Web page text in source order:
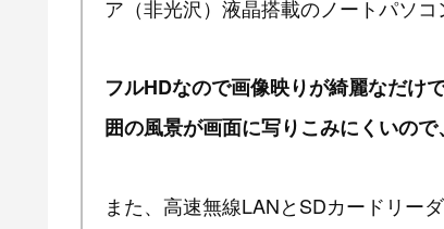
ア（非光沢）液晶搭載のノートパソコ
フルHDなので画像映りが綺麗なだけ
囲の風景が画面に写りこみにくいの
また、高速無線LANとSDカードリー